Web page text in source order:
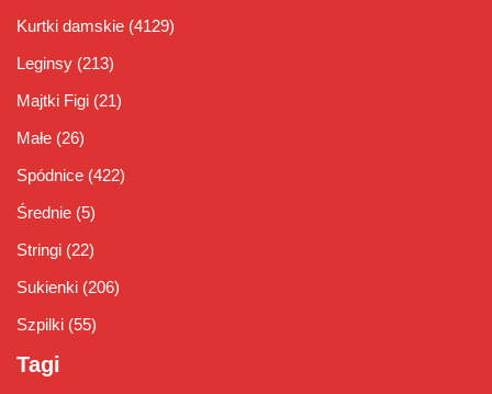
Kurtki damskie (4129)
Leginsy (213)
Majtki Figi (21)
Małe (26)
Spódnice (422)
Średnie (5)
Stringi (22)
Sukienki (206)
Szpilki (55)
Tagi